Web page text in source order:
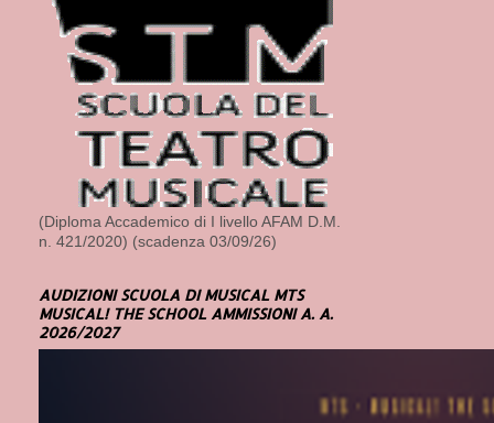
(Diploma Accademico di I livello AFAM D.M.
n. 421/2020) (scadenza 03/09/26)
AUDIZIONI SCUOLA DI MUSICAL MTS
MUSICAL! THE SCHOOL AMMISSIONI A. A.
2026/2027